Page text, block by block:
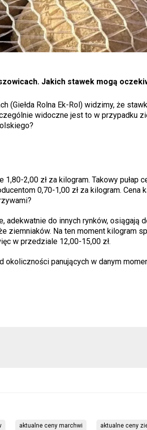
Jakich stawek mogą
(Giełda Rolna Ek-Rol) widzimy, że
widoczne jest to w przypadku
2,00 zł za kilogram. Takowy pułap
0,70-1,00 zł za kilogram. Cena
adekwatnie do innych rynków, osiągają
ziemniaków. Na ten moment kilogram
w przedziale 12,00-15,00 zł.
panujących w danym
aktualne ceny marchwi aktualne ceny